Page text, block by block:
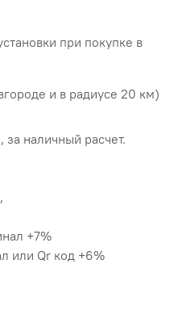
при покупке в
и в радиусе 20 км)
наличный расчет.
+7%
или Qr код +6%